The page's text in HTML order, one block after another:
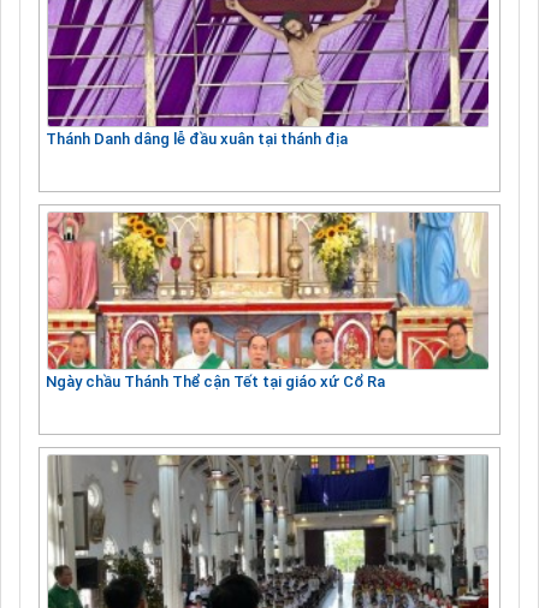
Thánh Danh dâng lễ đầu xuân tại thánh địa
Ngày chầu Thánh Thể cận Tết tại giáo xứ Cổ Ra